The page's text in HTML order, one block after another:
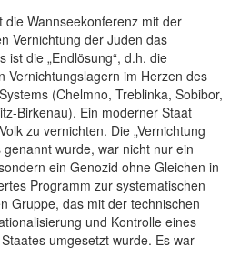
Wannseekonferenz mit der
Vernichtung der Juden das
ist die „Endlösung“, d.h. die
Vernichtungslagern im Herzen des
(Chelmno, Treblinka, Sobibor,
Birkenau). Ein moderner Staat
zu vernichten. Die „Vernichtung
wurde, war nicht nur ein
ein Genozid ohne Gleichen in
Programm zur systematischen
Gruppe, das mit der technischen
und Kontrolle eines
umgesetzt wurde. Es war